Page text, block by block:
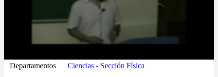
Departamentos Ciencias - Sección Física